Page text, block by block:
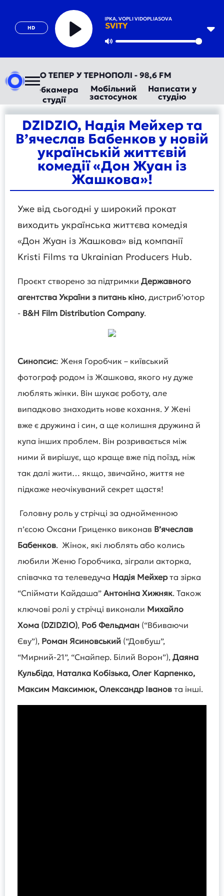
HD
OLEH SKRIPKA, VOPLI VIDOPLIASOVA
SVITY
Play
ТЕПЕР У ТЕРНОПОЛІ - 98,6 FM
Вебкамера
студії
Мобільний
застосунок
Написати у
студію
DZIDZIO, Надія Мейхер та
В’ячеслав Бабенков у новій
українській життєвій
комедії «Дон Жуан із
Жашкова»!
Уже від сьогодні у широкий прокат
виходить українська життєва комедія
«Дон Жуан із Жашкова» від компанії
Kristi Films та Ukrainian Producers Hub.
Проєкт створено за підтримки Державного
агентства України з питань кіно, дистриб’ютор
- B&H Film Distribution Company.
Синопсис: Женя Горобчик – київський
фотограф родом із Жашкова, якого ну дуже
люблять жінки. Він шукає роботу, але
випадково знаходить нове кохання. У Жені
вже є дружина і син, а ще колишня дружина й
купа інших проблем. Він розривається між
ними й вирішує, що краще вже під поїзд, ніж
так далі жити… якщо, звичайно, життя не
підкаже неочікуваний секрет щастя!
Головну роль у стрічці за однойменною
п’єсою Оксани Гриценко виконав В’ячеслав
Бабенков. Жінок, які люблять або колись
любили Женю Горобчика, зіграли акторка,
співачка та телеведуча Надія Мейхерта зірка
“Спіймати Кайдаша” Антоніна Хижняк. Також
ключові ролі у стрічці виконали Михайло
Хома (DZIDZIO), Роб Фельдман (“Вбиваючи
Єву”), Роман Ясиновський (“Довбуш”,
“Мирний-21”, “Снайпер. Білий Ворон”), Даяна
Кульбіда, Наталка Кобізька, Олег Карпенко,
Максим Максимюк, Олександр Іванов та інші.